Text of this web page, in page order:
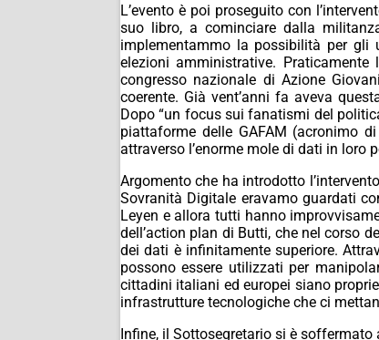
L’evento è poi proseguito con
suo libro, a cominciare dalla
implementammo la possibilità per gli
elezioni amministrative.
congresso nazionale di Azione
coerente. Già vent’anni fa aveva
Dopo “un focus sui fanatismi del
piattaforme delle GAFAM (acronimo
attraverso l’enorme mole di dati in loro
Argomento che ha introdotto
Sovranità Digitale eravamo guardati
Leyen e allora tutti hanno
dell’action plan di Butti, che nel corso
dei dati è infinitamente superiore.
possono essere utilizzati per
cittadini italiani ed europei siano
infrastrutture tecnologiche che ci
Infine, il Sottosegretario si è soffermato